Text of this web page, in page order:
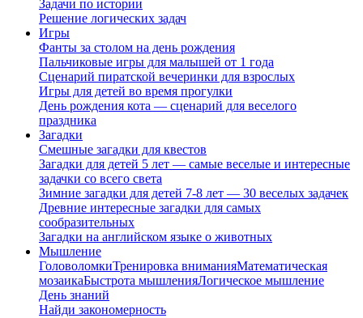
Задачи по истории
Решение логических задач
Игры
Фанты за столом на день рождения
Пальчиковые игры для малышей от 1 года
Сценарий пиратской вечеринки для взрослых
Игры для детей во время прогулки
День рождения кота — сценарий для веселого
праздника
Загадки
Смешные загадки для квестов
Загадки для детей 5 лет — самые веселые и интересные
задачки со всего света
Зимние загадки для детей 7-8 лет — 30 веселых задачек
Древние интересные загадки для самых
сообразительных
Загадки на английском языке о животных
Мышление
ГоловоломкиТренировка вниманияМатематическая
мозаикаБыстрота мышленияЛогическое мышление
День знаний
Найди закономерность